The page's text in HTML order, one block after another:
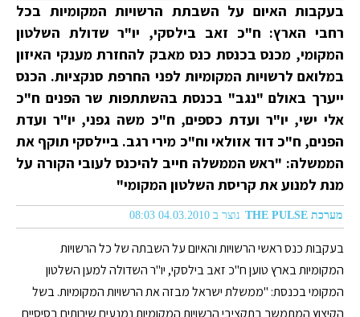
בעקבות האיום על השבתת הרשויות המקומיות בכל
רחבי הארץ: ח"כ זאב בילסקי, יו"ר שדולת השלטון
המקומי, מכנס בכנסת כנס מאבק להחזרת מענקי האיזון
במלואם לרשויות המקומיות לפני החרפת סנקציות. הכנס
ייערך באולם "נגב" בכנסת בהשתתפות שר הפנים ח"כ
אלי ישי, יו"ר ועדת כספים, ח"כ משה גפני, יו"ר ועדת
הפנים, ח"כ דוד אזולאי וח"כ מירי רגב. ביילסקי תוקף את
הממשלה: "ראש הממשלה חייב להיכנס לעובי הקורה על
מנת למנוע את קריסת השלטון המקומי"
מערכת THE PULSE נוצר ב 04.03.2010 08:03
בעקבות כנס ראשי הרשויות והאיום על השבתה של כל הרשויות
המקומיות בארץ טוען ח"כ זאב בילסקי, יו"ר השדולה למען השלטון
המקומי בכנסת: "ממשלת ישראל מבזה את הרשויות המקומיות. בשל
הקיצוץ המתמשך בתקציבי הרשויות המקומיות נמנעים שירותים בסיסיים